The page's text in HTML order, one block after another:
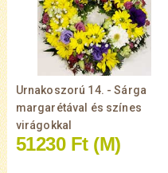
Urnakoszorú 14. - Sárga
margarétával és színes
virágokkal
51230 Ft (M)